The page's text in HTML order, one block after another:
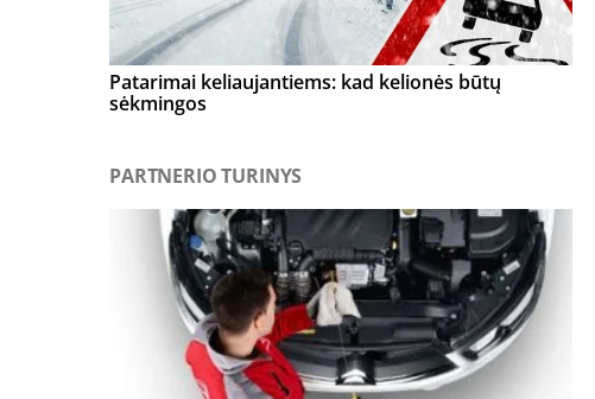
Patarimai keliaujantiems: kad kelionės būtų
sėkmingos
PARTNERIO TURINYS